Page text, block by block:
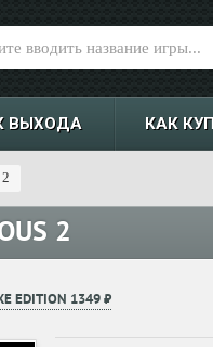
ВЫХОДА КАК
2
EDITION 1349 ₽